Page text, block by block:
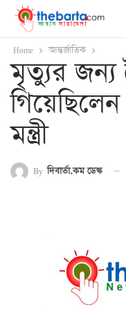
Home আন্তর্জাতিক
মৃত্যুর জন্য
মন্ত্রী
By দিবার্তা.কম ডেস্ক